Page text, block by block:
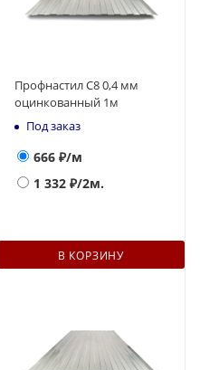
Профнастил С8 0,4 мм
оцинкованный 1м
Под заказ
666 ₽/м
1 332 ₽/2м.
В КОРЗИНУ